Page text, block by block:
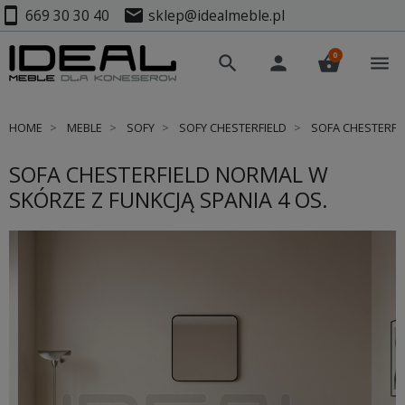
smartphone 669 30 30 40 mail sklep@idealmeble.pl
search person shopping_basket
0 menu
HOME MEBLE SOFY SOFY CHESTERFIELD SOFA
SOFA CHESTERFIELD NORMAL W
SKÓRZE Z FUNKCJĄ SPANIA 4 OS.